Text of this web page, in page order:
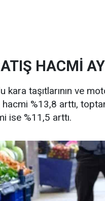
HACMİ
kara taşıtlarının ve
hacmi %13,8 arttı,
ise %11,5 arttı.